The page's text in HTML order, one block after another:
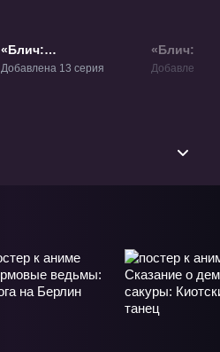
«Блич:
Тысячелетняя
Добавлена 13 серия
«Блич:
Добавлена